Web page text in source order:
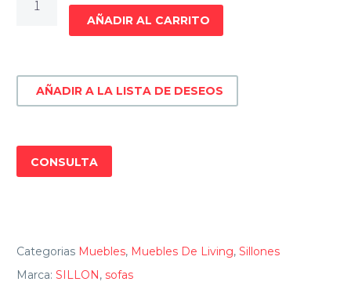
AÑADIR AL CARRITO
AÑADIR A LA LISTA DE DESEOS
CONSULTA
Categorias Muebles, Muebles De Living, Sillones
Marca: SILLON, sofas